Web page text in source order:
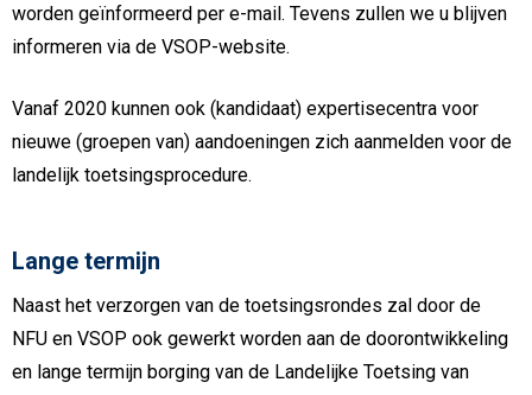
worden geïnformeerd per e-mail. Tevens zullen we u blijven
informeren via de VSOP-website.
Vanaf 2020 kunnen ook (kandidaat) expertisecentra voor
nieuwe (groepen van) aandoeningen zich aanmelden voor de
landelijk toetsingsprocedure.
Lange termijn
Naast het verzorgen van de toetsingsrondes zal door de
NFU en VSOP ook gewerkt worden aan de doorontwikkeling
en lange termijn borging van de Landelijke Toetsing van